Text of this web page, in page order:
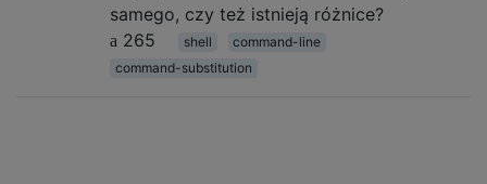
samego, czy też istnieją różnice?
265
shell
command-line
command-substitution